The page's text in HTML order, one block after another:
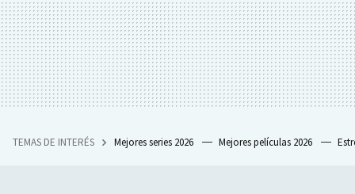
TEMAS DE INTERÉS Mejores series 2026 Mejores películas 2026